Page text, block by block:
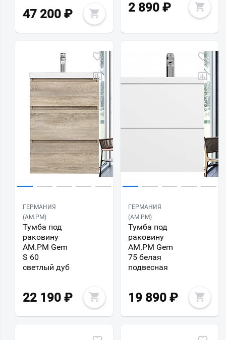
47 200 ₽ 2 890 ₽
ГЕРМАНИЯ
(AM.PM)
Тумба под
раковину
AM.PM Gem
S 60
светлый дуб
22 190 ₽
ГЕРМАНИЯ
(AM.PM)
Тумба под
раковину
AM.PM Gem
75 белая
подвесная
19 890 ₽